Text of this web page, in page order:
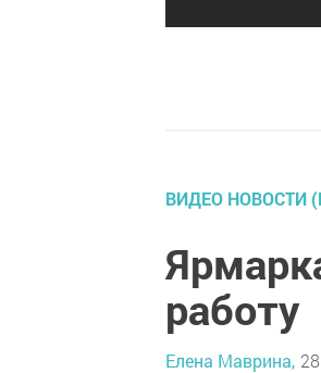
ВИДЕО НОВОСТИ
работу
Елена Маврина,